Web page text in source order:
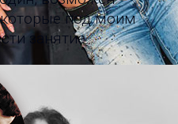
под дождем
которые под моим
занятие.